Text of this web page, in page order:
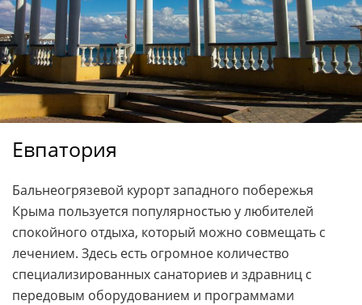
Евпатория
Бальнеогрязевой курорт западного побережья
Крыма пользуется популярностью у любителей
спокойного отдыха, который можно совмещать с
лечением. Здесь есть огромное количество
специализированных санаториев и здравниц с
передовым оборудованием и программами